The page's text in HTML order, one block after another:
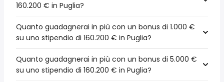
160.200 € in Puglia?
Quanto guadagnerai in più con un bonus di 1.000 €
su uno stipendio di 160.200 € in Puglia?
Quanto guadagnerai in più con un bonus di 5.000 €
su uno stipendio di 160.200 € in Puglia?